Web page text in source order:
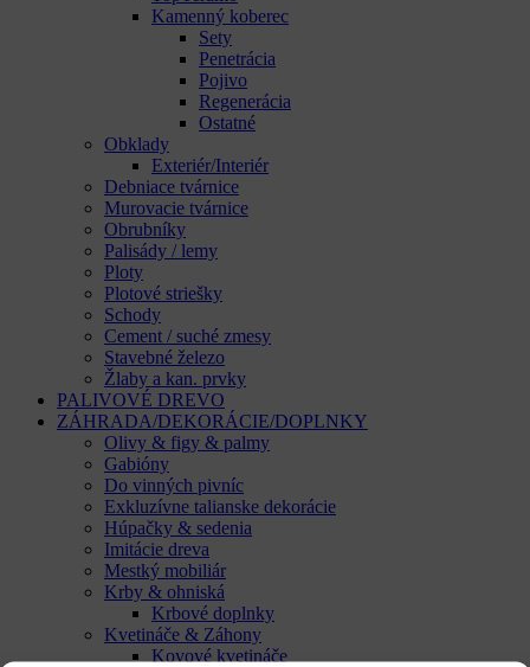
Kamenný koberec
Sety
Penetrácia
Pojivo
Regenerácia
Ostatné
Obklady
Exteriér/Interiér
Debniace tvárnice
Murovacie tvárnice
Obrubníky
Palisády / lemy
Ploty
Plotové striešky
Schody
Cement / suché zmesy
Stavebné železo
Žlaby a kan. prvky
PALIVOVÉ DREVO
ZÁHRADA/DEKORÁCIE/DOPLNKY
Olivy & figy & palmy
Gabióny
Do vinných pivníc
Exkluzívne talianske dekorácie
Húpačky & sedenia
Imitácie dreva
Mestký mobiliár
Krby & ohniská
Krbové doplnky
Kvetináče & Záhony
Kovové kvetináče